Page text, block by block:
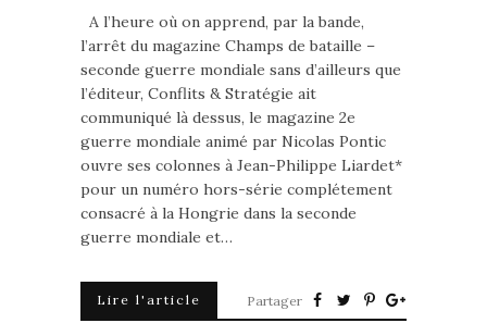
A l’heure où on apprend, par la bande,
l’arrêt du magazine Champs de bataille –
seconde guerre mondiale sans d’ailleurs que
l’éditeur, Conflits & Stratégie ait
communiqué là dessus, le magazine 2e
guerre mondiale animé par Nicolas Pontic
ouvre ses colonnes à Jean-Philippe Liardet*
pour un numéro hors-série complétement
consacré à la Hongrie dans la seconde
guerre mondiale et…
Lire l'article Partager